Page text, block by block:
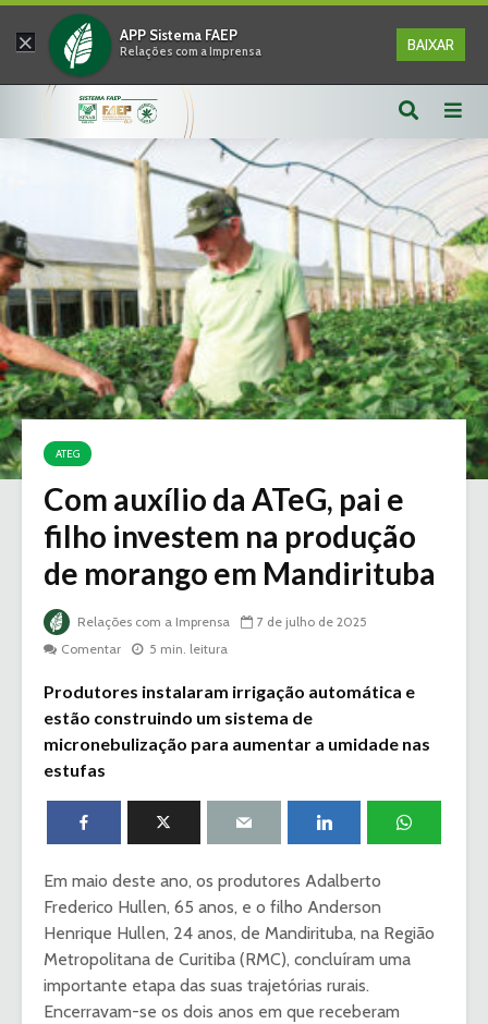
× APP Sistema FAEP
Relações com a Imprensa BAIXAR
ATEG
Com auxílio da ATeG, pai e
filho investem na produção
de morango em Mandirituba
Relações com a Imprensa
7 de julho de 2025
Comentar
5 min. leitura
Produtores instalaram irrigação automática e
estão construindo um sistema de
micronebulização para aumentar a umidade nas
estufas
Em maio deste ano, os produtores Adalberto
Frederico Hullen, 65 anos, e o filho Anderson
Henrique Hullen, 24 anos, de Mandirituba, na Região
Metropolitana de Curitiba (RMC), concluíram uma
importante etapa das suas trajetórias rurais.
Encerravam-se os dois anos em que receberam